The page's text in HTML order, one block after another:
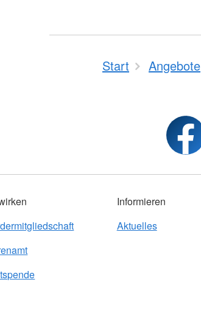
Start Angebote
Informieren
Aktuelles